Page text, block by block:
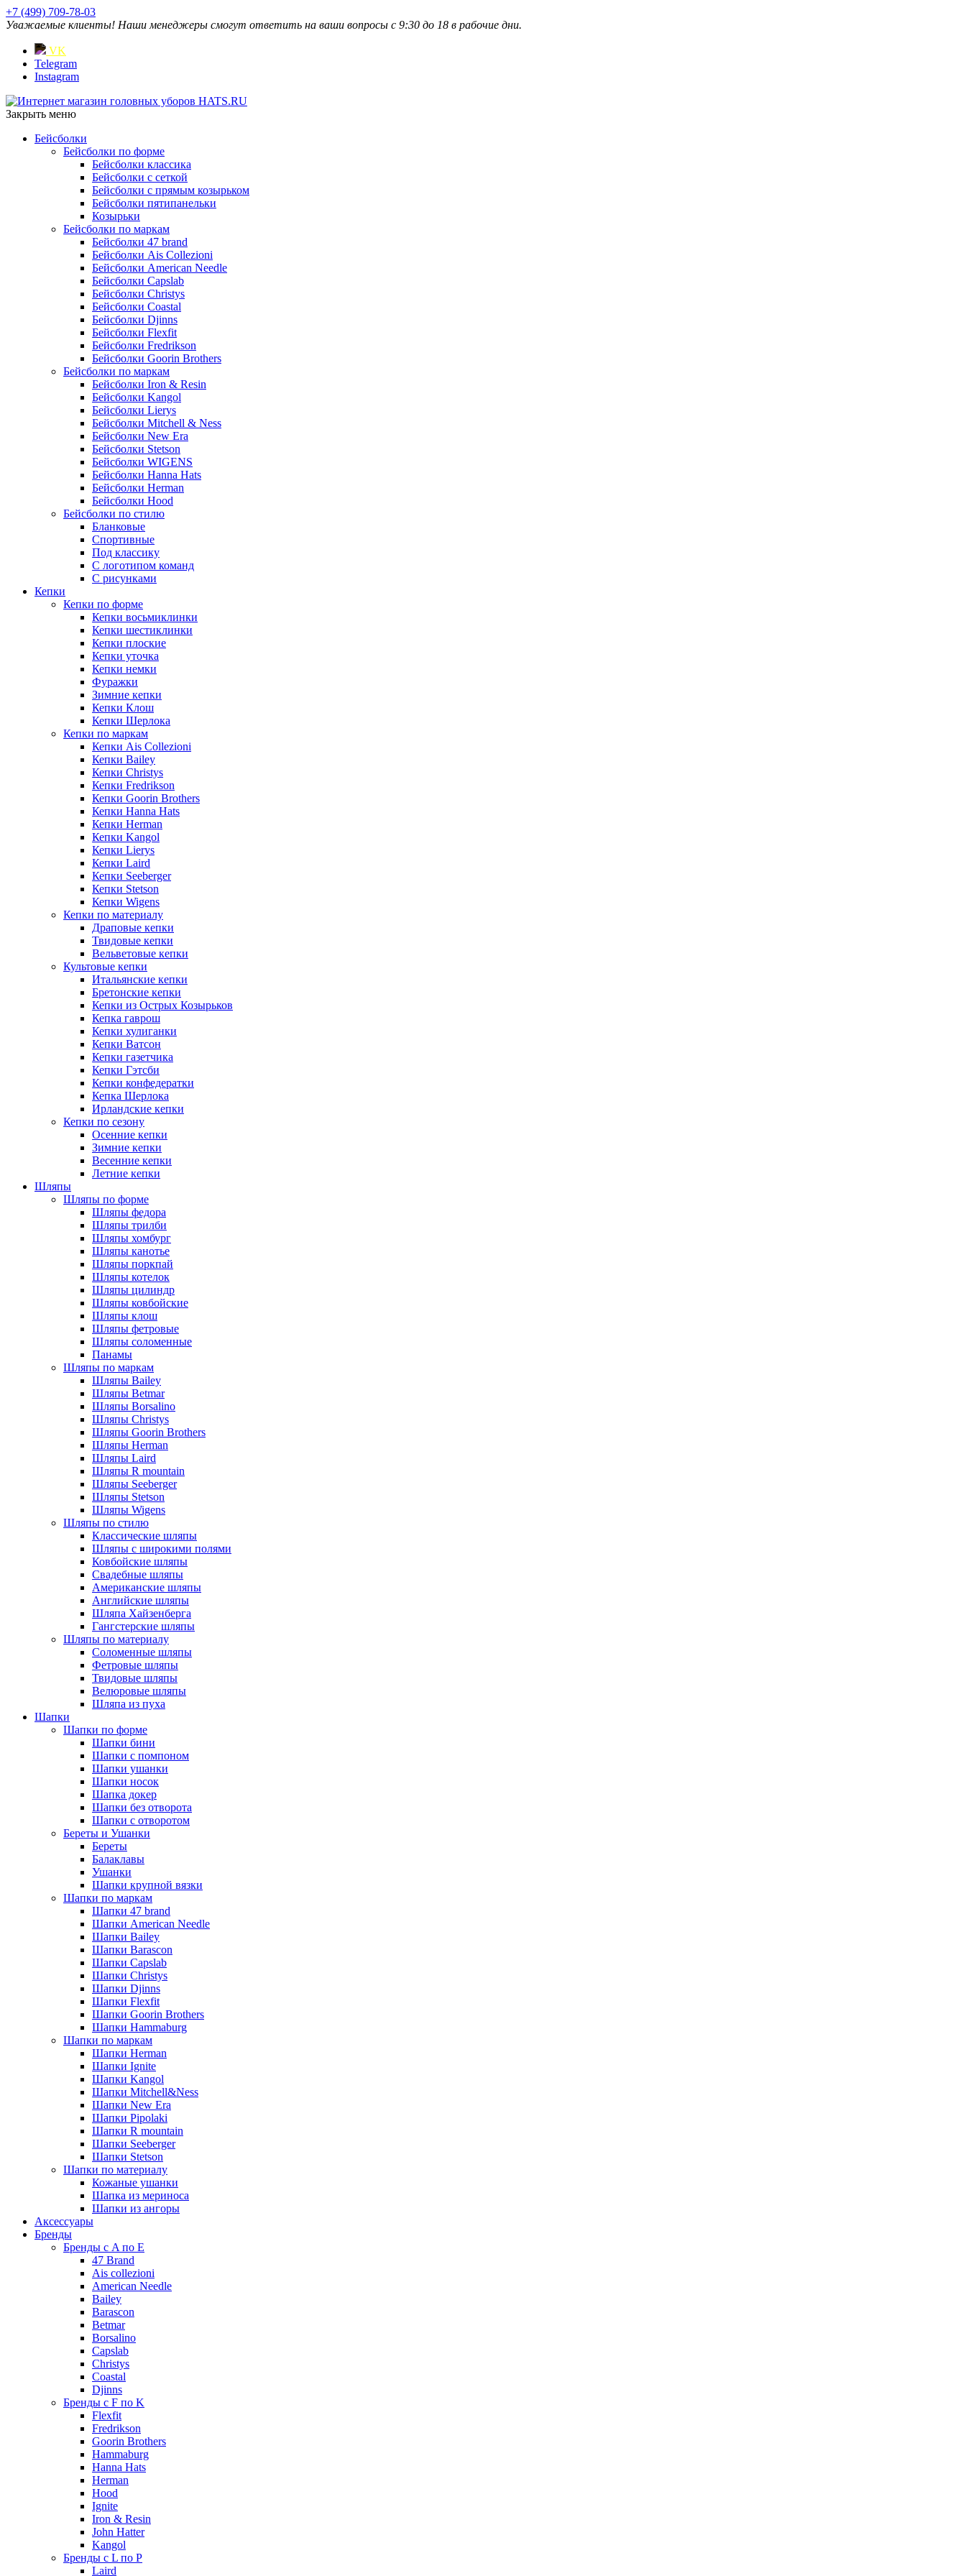
+7 (499) 709-78-03
Уважаемые клиенты! Наши менеджеры смогут ответить на ваши вопросы с 9:30 до 18 в рабочие дни.
VK
Telegram
Instagram
Закрыть меню
Бейсболки
Бейсболки по форме
Бейсболки классика
Бейсболки с сеткой
Бейсболки с прямым козырьком
Бейсболки пятипанельки
Козырьки
Бейсболки по маркам
Бейсболки 47 brand
Бейсболки Ais Collezioni
Бейсболки American Needle
Бейсболки Capslab
Бейсболки Christys
Бейсболки Coastal
Бейсболки Djinns
Бейсболки Flexfit
Бейсболки Fredrikson
Бейсболки Goorin Brothers
Бейсболки по маркам
Бейсболки Iron & Resin
Бейсболки Kangol
Бейсболки Lierys
Бейсболки Mitchell & Ness
Бейсболки New Era
Бейсболки Stetson
Бейсболки WIGENS
Бейсболки Hanna Hats
Бейсболки Herman
Бейсболки Hood
Бейсболки по стилю
Бланковые
Спортивные
Под классику
С логотипом команд
С рисунками
Кепки
Кепки по форме
Кепки восьмиклинки
Кепки шестиклинки
Кепки плоские
Кепки уточка
Кепки немки
Фуражки
Зимние кепки
Кепки Клош
Кепки Шерлока
Кепки по маркам
Кепки Ais Collezioni
Кепки Bailey
Кепки Christys
Кепки Fredrikson
Кепки Goorin Brothers
Кепки Hanna Hats
Кепки Herman
Кепки Kangol
Кепки Lierys
Кепки Laird
Кепки Seeberger
Кепки Stetson
Кепки Wigens
Кепки по материалу
Драповые кепки
Твидовые кепки
Вельветовые кепки
Культовые кепки
Итальянские кепки
Бретонские кепки
Кепки из Острых Козырьков
Кепка гаврош
Кепки хулиганки
Кепки Ватсон
Кепки газетчика
Кепки Гэтсби
Кепки конфедератки
Кепка Шерлока
Ирландские кепки
Кепки по сезону
Осенние кепки
Зимние кепки
Весенние кепки
Летние кепки
Шляпы
Шляпы по форме
Шляпы федора
Шляпы трилби
Шляпы хомбург
Шляпы канотье
Шляпы поркпай
Шляпы котелок
Шляпы цилиндр
Шляпы ковбойские
Шляпы клош
Шляпы фетровые
Шляпы соломенные
Панамы
Шляпы по маркам
Шляпы Bailey
Шляпы Betmar
Шляпы Borsalino
Шляпы Christys
Шляпы Goorin Brothers
Шляпы Herman
Шляпы Laird
Шляпы R mountain
Шляпы Seeberger
Шляпы Stetson
Шляпы Wigens
Шляпы по стилю
Классические шляпы
Шляпы с широкими полями
Ковбойские шляпы
Свадебные шляпы
Американские шляпы
Английские шляпы
Шляпа Хайзенберга
Гангстерские шляпы
Шляпы по материалу
Соломенные шляпы
Фетровые шляпы
Твидовые шляпы
Велюровые шляпы
Шляпа из пуха
Шапки
Шапки по форме
Шапки бини
Шапки с помпоном
Шапки ушанки
Шапки носок
Шапка докер
Шапки без отворота
Шапки с отворотом
Береты и Ушанки
Береты
Балаклавы
Ушанки
Шапки крупной вязки
Шапки по маркам
Шапки 47 brand
Шапки American Needle
Шапки Bailey
Шапки Barascon
Шапки Capslab
Шапки Christys
Шапки Djinns
Шапки Flexfit
Шапки Goorin Brothers
Шапки Hammaburg
Шапки по маркам
Шапки Herman
Шапки Ignite
Шапки Kangol
Шапки Mitchell&Ness
Шапки New Era
Шапки Pipolaki
Шапки R mountain
Шапки Seeberger
Шапки Stetson
Шапки по материалу
Кожаные ушанки
Шапка из мериноса
Шапки из ангоры
Аксессуары
Бренды
Бренды с A по E
47 Brand
Ais collezioni
American Needle
Bailey
Barascon
Betmar
Borsalino
Capslab
Christys
Coastal
Djinns
Бренды с F по K
Flexfit
Fredrikson
Goorin Brothers
Hammaburg
Hanna Hats
Herman
Hood
Ignite
Iron & Resin
John Hatter
Kangol
Бренды с L по P
Laird